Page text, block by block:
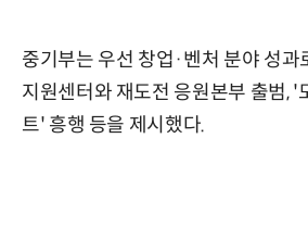
중기부는 우선 창업·벤처 분야 성과
지원센터와 재도전 응원본부 출범, '
트' 흥행 등을 제시했다.